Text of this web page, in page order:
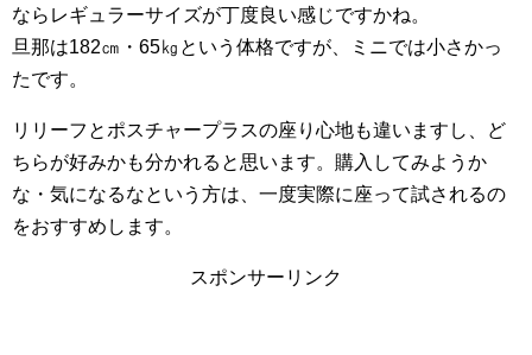
ならレギュラーサイズが丁度良い感じですかね。
旦那は182㎝・65㎏という体格ですが、ミニでは小さかっ
たです。
リリーフとポスチャープラスの座り心地も違いますし、ど
ちらが好みかも分かれると思います。購入してみようか
な・気になるなという方は、一度実際に座って試されるの
をおすすめします。
スポンサーリンク